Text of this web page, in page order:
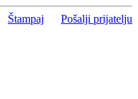
Štampaj Pošalji prijatelju